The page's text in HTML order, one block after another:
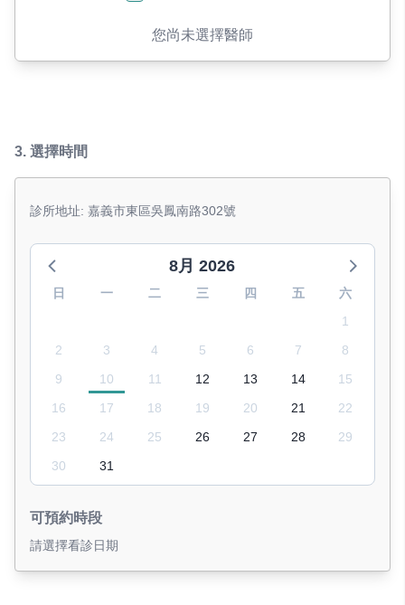
您尚未選擇醫師
3. 選擇時間
診所地址: 嘉義市東區吳鳳南路302號
8月 2026
日 一 二 三 四 五
六
1
2
3 4 5 6 7
8
9
10 11 12 13 14
15
16
17 18 19 20 21
22
23
24 25 26 27 28
29
30
31
可預約時段
請選擇看診日期